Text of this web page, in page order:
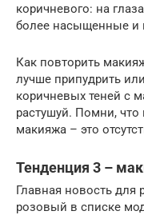
коричневого: на
более насыщенные и
Как повторить
лучше припудрить
коричневых теней с
растушуй. Помни, что
макияжа – это
Тенденция 3 –
Главная новость
розовый в списке